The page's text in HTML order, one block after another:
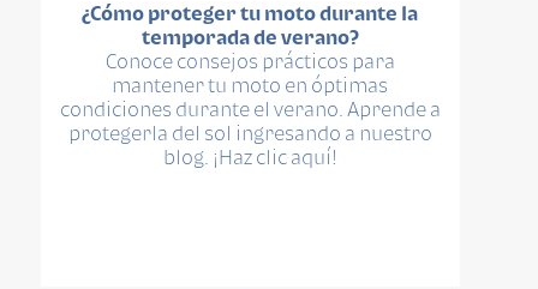
¿Cómo proteger tu moto durante la
temporada de verano?
Conoce consejos prácticos para
mantener tu moto en óptimas
condiciones durante el verano. Aprende a
protegerla del sol ingresando a nuestro
blog. ¡Haz clic aquí!